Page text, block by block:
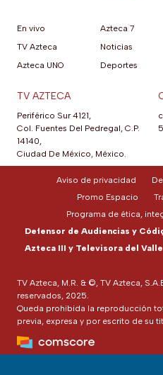
En vivo
TV Azteca
Azteca UNO
Azteca 7
Noticias
Deportes
TV AZTECA
Periférico Sur 4121,
Col. Fuentes Del Pedregal, C.P.
14140,
Ciudad De México, México.
TV Azteca, M.R. & ©, TV Azteca,
reservados, 2025.
Queda prohibida la reproducción
previa, expresa y por escrito de su
Aviso de privacidad
Promo Espacio
Programa de ética,
Defensor de Audiencias y
Azteca III y Televisora del